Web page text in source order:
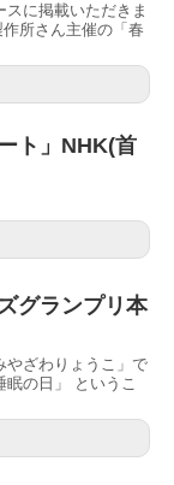
スに掲載いただきま
所さん主催の「春
ト」NHK(首
グランプリ本
やざわりょうこ」で
眠の日」 というこ